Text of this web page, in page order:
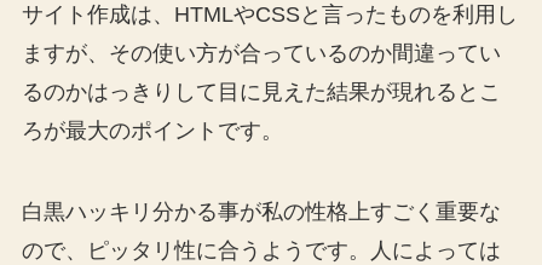
サイト作成は、HTMLやCSSと言ったものを利用し
ますが、その使い方が合っているのか間違ってい
るのかはっきりして目に見えた結果が現れるとこ
ろが最大のポイントです。
白黒ハッキリ分かる事が私の性格上すごく重要な
ので、ピッタリ性に合うようです。人によっては